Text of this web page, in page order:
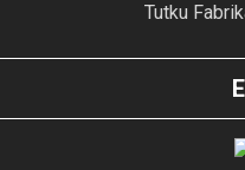
Tutku